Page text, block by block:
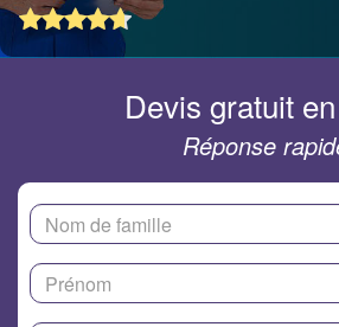
Devis gratuit
Réponse